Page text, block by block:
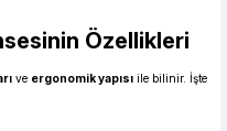
Özellikleri
ve ergonomik yapısı ile bilinir. İşte